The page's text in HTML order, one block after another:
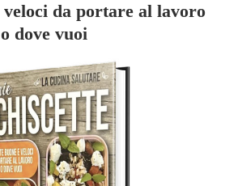
veloci da portare al lavoro
o dove vuoi